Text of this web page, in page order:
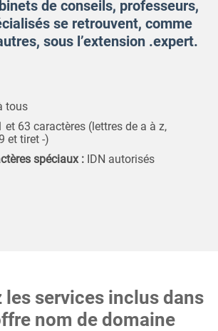
de conseils, professeurs,
se retrouvent, comme
sous l’extension .expert.
tous
et 63 caractères (lettres de a à z,
et tiret -)
spéciaux : IDN autorisés
les services inclus dans
nom de domaine